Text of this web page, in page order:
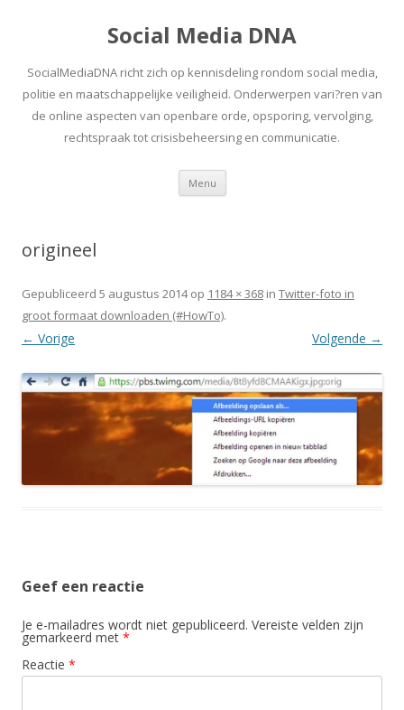
Social Media DNA
SocialMediaDNA richt zich op kennisdeling rondom social media,
politie en maatschappelijke veiligheid. Onderwerpen vari?ren van
de online aspecten van openbare orde, opsporing, vervolging,
rechtspraak tot crisisbeheersing en communicatie.
Menu Spring
inhoud
origineel
Gepubliceerd 5 augustus 2014op 1184 × 368 in Twitter-foto in
groot formaat downloaden (#HowTo).
← Vorige Volgende →
Geef een reactie
Je e-mailadres wordt niet gepubliceerd. Vereiste velden zijn
gemarkeerd met *
Reactie *